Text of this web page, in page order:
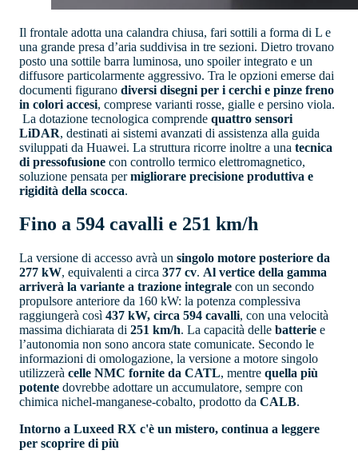
Il frontale adotta una calandra chiusa, fari sottili a forma di L e
una grande presa d’aria suddivisa in tre sezioni. Dietro trovano
posto una sottile barra luminosa, uno spoiler integrato e un
diffusore particolarmente aggressivo. Tra le opzioni emerse dai
documenti figurano diversi disegni per i cerchi e pinze freno
in colori accesi, comprese varianti rosse, gialle e persino viola.
La dotazione tecnologica comprende quattro sensori
LiDAR, destinati ai sistemi avanzati di assistenza alla guida
sviluppati da Huawei. La struttura ricorre inoltre a una tecnica
di pressofusione con controllo termico elettromagnetico,
soluzione pensata permigliorare precisione produttiva e
rigidità della scocca.
Fino a 594 cavalli e 251 km/h
La versione di accesso avrà un singolo motore posteriore da
277 kW, equivalenti a circa 377 cv. Al vertice della gamma
arriverà la variante a trazione integrale con un secondo
propulsore anteriore da 160 kW: la potenza complessiva
raggiungerà così 437 kW, circa 594 cavalli, con una velocità
massima dichiarata di 251 km/h. La capacità delle batterie e
l’autonomia non sono ancora state comunicate. Secondo le
informazioni di omologazione, la versione a motore singolo
utilizzerà celle NMC fornite da CATL, mentre quella più
potente dovrebbe adottare un accumulatore, sempre con
chimica nichel-manganese-cobalto, prodotto da CALB.
Intorno a Luxeed RX c'è un mistero, continua a leggere
per scoprire di più